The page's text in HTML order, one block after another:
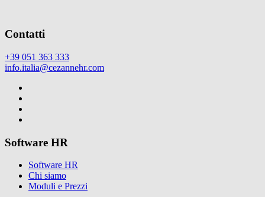
Contatti
+39 051 363 333
info.italia@cezannehr.com
Software HR
Software HR
Chi siamo
Moduli e Prezzi